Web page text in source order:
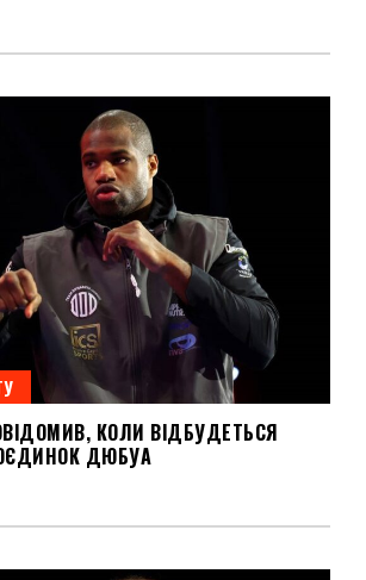
КОЛИ ВІДБУДЕТЬСЯ
ДЮБУА